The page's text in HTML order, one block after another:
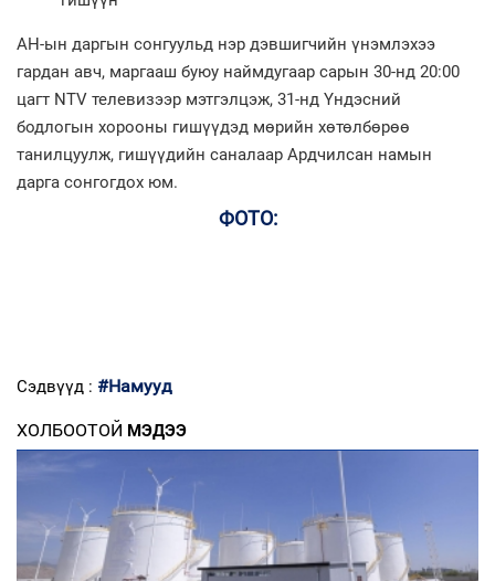
АН-ын даргын сонгуульд нэр дэвшигчийн үнэмлэхээ
гардан авч, маргааш буюу наймдугаар сарын 30-нд 20:00
цагт NTV телевизээр мэтгэлцэж, 31-нд Үндэсний
бодлогын хорооны гишүүдэд мөрийн хөтөлбөрөө
танилцуулж, гишүүдийн саналаар Ардчилсан намын
дарга сонгогдох юм.
ФОТО:
Сэдвүүд : #Намууд
ХОЛБООТОЙ МЭДЭЭ